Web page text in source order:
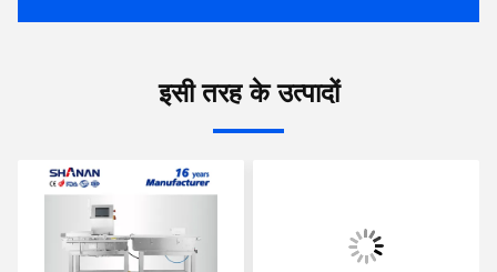
इसी तरह के उत्पादों